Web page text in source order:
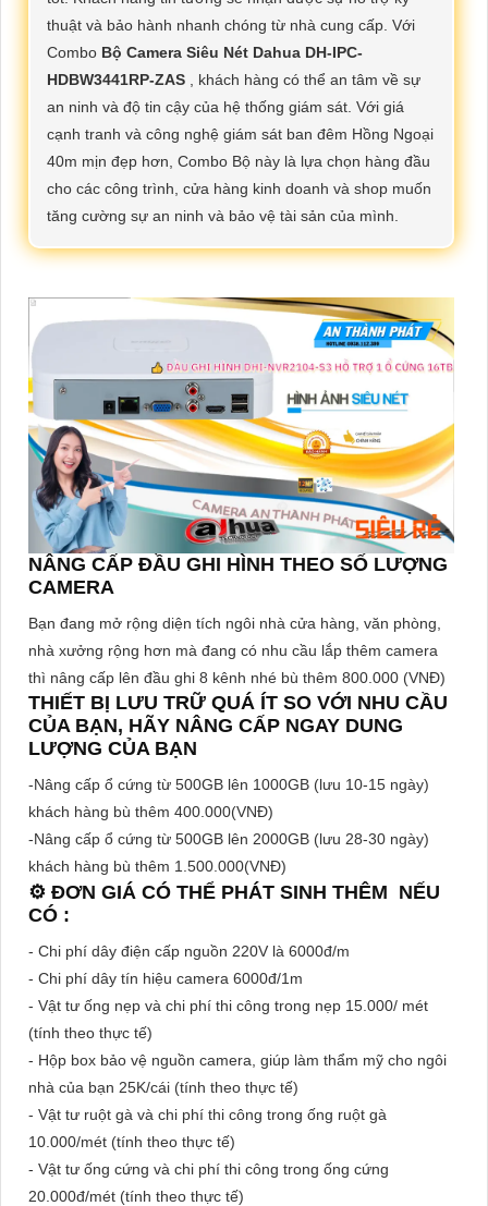
thuật và bảo hành nhanh chóng từ nhà cung cấp. Với
Combo Bộ Camera Siêu Nét Dahua DH-IPC-
HDBW3441RP-ZAS , khách hàng có thể an tâm về sự
an ninh và độ tin cậy của hệ thống giám sát. Với giá
cạnh tranh và công nghệ giám sát ban đêm Hồng Ngoại
40m mịn đẹp hơn, Combo Bộ này là lựa chọn hàng đầu
cho các công trình, cửa hàng kinh doanh và shop muốn
tăng cường sự an ninh và bảo vệ tài sản của mình.
NÂNG CẤP ĐẦU GHI HÌNH THEO SỐ LƯỢNG
CAMERA
Bạn đang mở rộng diện tích ngôi nhà cửa hàng, văn phòng,
nhà xưởng rộng hơn mà đang có nhu cầu lắp thêm camera
thì nâng cấp lên đầu ghi 8 kênh nhé bù thêm 800.000 (VNĐ)
THIẾT BỊ LƯU TRỮ QUÁ ÍT SO VỚI NHU CẦU
CỦA BẠN, HÃY NÂNG CẤP NGAY DUNG
LƯỢNG CỦA BẠN
-Nâng cấp ổ cứng từ 500GB lên 1000GB (lưu 10-15 ngày)
khách hàng bù thêm 400.000(VNĐ)
-Nâng cấp ổ cứng từ 500GB lên 2000GB (lưu 28-30 ngày)
khách hàng bù thêm 1.500.000(VNĐ)
⚙ ĐƠN GIÁ CÓ THỂ PHÁT SINH THÊM NẾU
CÓ :
- Chi phí dây điện cấp nguồn 220V là 6000đ/m
- Chi phí dây tín hiệu camera 6000đ/1m
- Vật tư ống nẹp và chi phí thi công trong nẹp 15.000/ mét
(tính theo thực tế)
- Hộp box bảo vệ nguồn camera, giúp làm thẩm mỹ cho ngôi
nhà của bạn 25K/cái (tính theo thực tế)
- Vật tư ruột gà và chi phí thi công trong ống ruột gà
10.000/mét (tính theo thực tế)
- Vật tư ống cứng và chi phí thi công trong ống cứng
20.000đ/mét (tính theo thực tế)